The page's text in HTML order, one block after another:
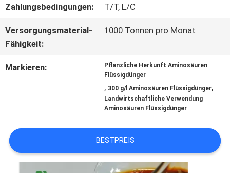
SIE
MIT
FORDERN
SIE EIN
Zahlungsbedingungen: T/T, L/C
Versorgungsmaterial-
Fähigkeit:
1000 Tonnen pro Monat
Markieren:
Pflanzliche Herkunft Aminosäuren
Flüssigdünger
, 300 g/l Aminosäuren Flüssigdünger,
Landwirtschaftliche Verwendung
Aminosäuren Flüssigdünger
BESTPREIS